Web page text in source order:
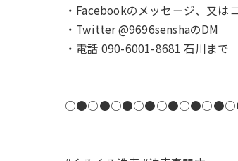
・Facebookのメッセージ、又は
・Twitter @9696senshaのDM
・電話 090-6001-8681 石川まで